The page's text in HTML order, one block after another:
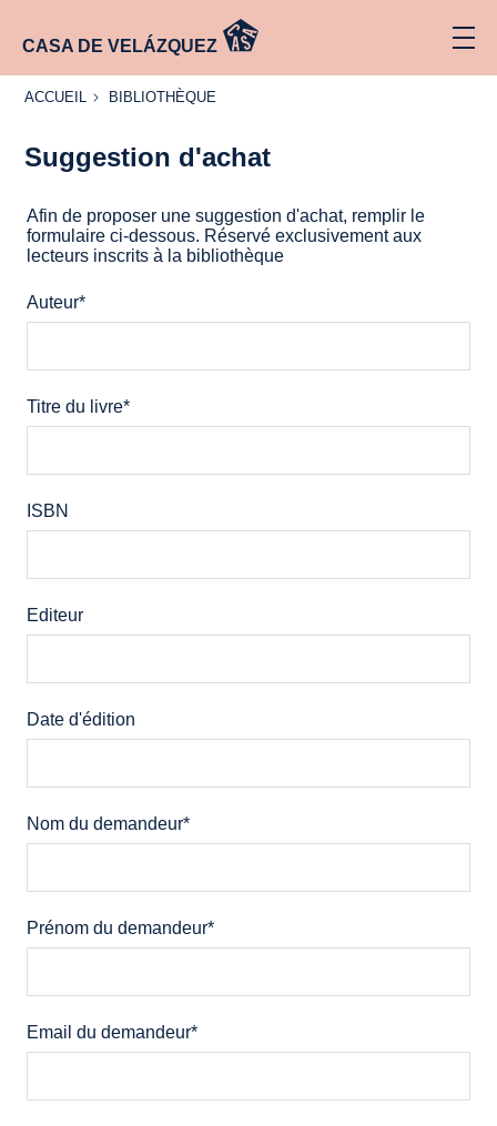
CASA DE VELÁZQUEZ
ACCUEIL
ACCUEIL BIBLIOTHÈQUE
BIBLIOTHÈQUE
Suggestion d'achat
d'achat
Afin de proposer une suggestion d'achat, remplir le
formulaire ci-dessous. Réservé exclusivement aux
lecteurs inscrits à la bibliothèque
Auteur*
Titre du livre*
ISBN
Editeur
Date d'édition
Nom du demandeur*
Prénom du demandeur*
Email du demandeur*